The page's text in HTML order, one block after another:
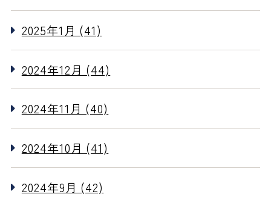
2025年1月 (41)
2024年12月 (44)
2024年11月 (40)
2024年10月 (41)
2024年9月 (42)